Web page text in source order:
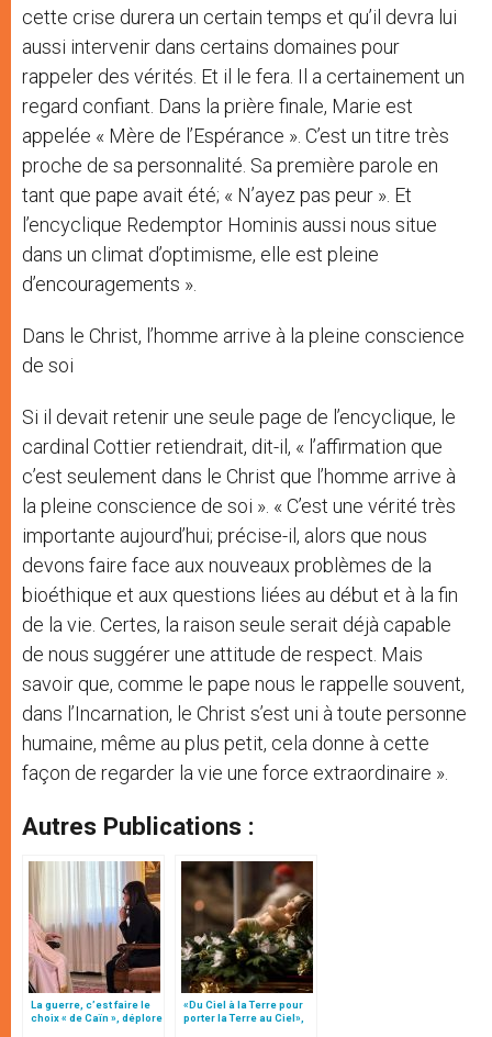
cette crise durera un certain temps et qu’il devra lui
aussi intervenir dans certains domaines pour
rappeler des vérités. Et il le fera. Il a certainement un
regard confiant. Dans la prière finale, Marie est
appelée « Mère de l’Espérance ». C’est un titre très
proche de sa personnalité. Sa première parole en
tant que pape avait été; « N’ayez pas peur ». Et
l’encyclique Redemptor Hominis aussi nous situe
dans un climat d’optimisme, elle est pleine
d’encouragements ».
Dans le Christ, l’homme arrive à la pleine conscience
de soi
Si il devait retenir une seule page de l’encyclique, le
cardinal Cottier retiendrait, dit-il, « l’affirmation que
c’est seulement dans le Christ que l’homme arrive à
la pleine conscience de soi ». « C’est une vérité très
importante aujourd’hui; précise-il, alors que nous
devons faire face aux nouveaux problèmes de la
bioéthique et aux questions liées au début et à la fin
de la vie. Certes, la raison seule serait déjà capable
de nous suggérer une attitude de respect. Mais
savoir que, comme le pape nous le rappelle souvent,
dans l’Incarnation, le Christ s’est uni à toute personne
humaine, même au plus petit, cela donne à cette
façon de regarder la vie une force extraordinaire ».
Autres Publications :
La guerre, c’est faire le
choix « de Caïn », déplore
«Du Ciel à la Terre pour
porter la Terre au Ciel»,